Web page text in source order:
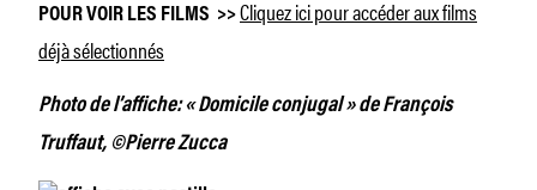
POUR VOIR LES FILMS >>Cliquez ici pour accéder aux films
déjà sélectionnés
Photo de l’affiche: « Domicile conjugal » de François
Truffaut, ©Pierre Zucca